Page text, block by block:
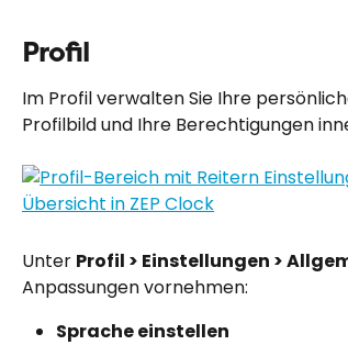
Profil
Im Profil verwalten Sie Ihre
Profilbild und Ihre Berechtigungen
Unter Profil > Einstellungen >
Anpassungen vornehmen:
Sprache einstellen